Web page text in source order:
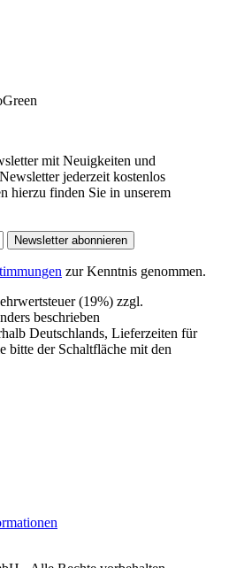
mit Neuigkeiten und
jederzeit kostenlos
hierzu finden Sie in unserem
Newsletter abonnieren
zur Kenntnis genommen.
(19%) zzgl.
beschrieben
Deutschlands, Lieferzeiten für
bitte der Schaltfläche mit den